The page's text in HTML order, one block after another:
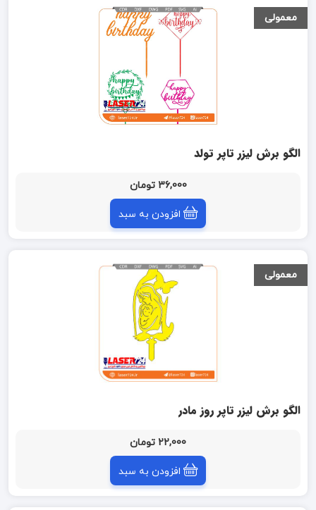
معمولی
الگو برش لیزر تاپر تولد
36,000 تومان
افزودن به سبد
معمولی
الگو برش لیزر تاپر روز مادر
22,000 تومان
افزودن به سبد